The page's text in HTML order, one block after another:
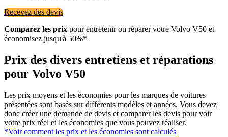
Recevez des devis
Comparez les prix pour entretenir ou réparer votre Volvo V50 et
économisez jusqu'à 50%*
Prix ​​des divers entretiens et réparations
pour Volvo V50
Les prix moyens et les économies pour les marques de voitures
présentées sont basés sur différents modèles et années. Vous devez
donc créer une demande de devis et comparer les devis pour voir
votre prix réel et les économies que vous pouvez réaliser.
*Voir comment les prix et les économies sont calculés